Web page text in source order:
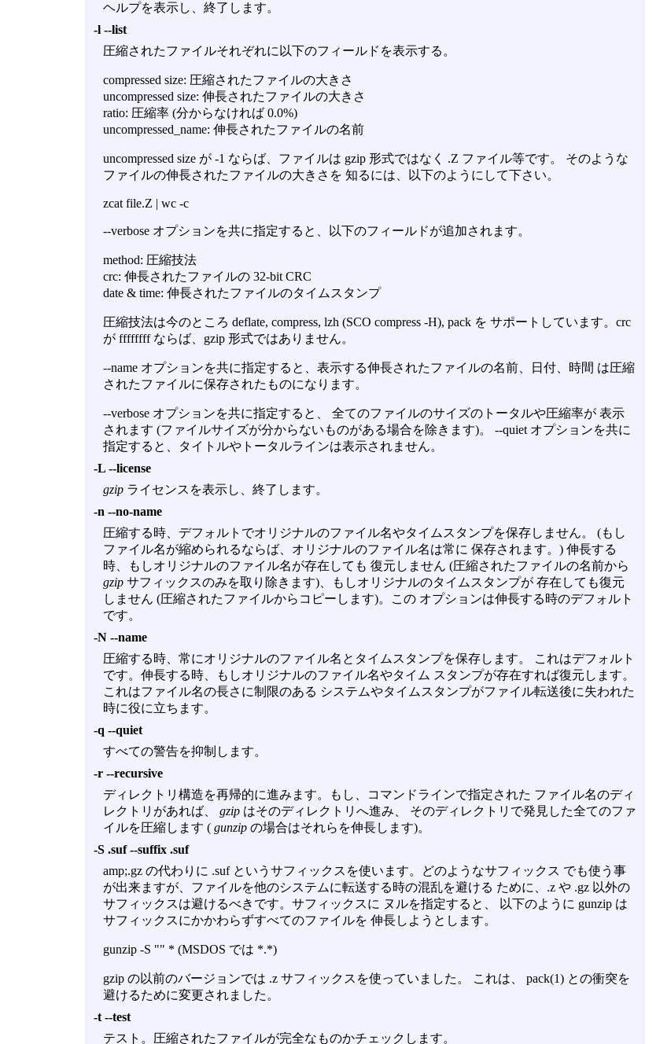
ヘルプを表示し、終了します。
-l --list
圧縮されたファイルそれぞれに以下のフィールドを表示する。
compressed size: 圧縮されたファイルの大きさ
uncompressed size: 伸長されたファイルの大きさ
ratio: 圧縮率 (分からなければ 0.0%)
uncompressed_name: 伸長されたファイルの名前
uncompressed size が -1 ならば、ファイルは gzip 形式ではなく .Z ファイル等です。 そのような
ファイルの伸長されたファイルの大きさを 知るには、以下のようにして下さい。
zcat file.Z | wc -c
--verbose オプションを共に指定すると、以下のフィールドが追加されます。
method: 圧縮技法
crc: 伸長されたファイルの 32-bit CRC
date & time: 伸長されたファイルのタイムスタンプ
圧縮技法は今のところ deflate, compress, lzh (SCO compress -H), pack を サポートしています。crc
が ffffffff ならば、gzip 形式ではありません。
--name オプションを共に指定すると、表示する伸長されたファイルの名前、日付、時間 は圧縮
されたファイルに保存されたものになります。
--verbose オプションを共に指定すると、 全てのファイルのサイズのトータルや圧縮率が 表示
されます (ファイルサイズが分からないものがある場合を除きます)。 --quiet オプションを共に
指定すると、タイトルやトータルラインは表示されません。
-L --license
gzip ライセンスを表示し、終了します。
-n --no-name
圧縮する時、デフォルトでオリジナルのファイル名やタイムスタンプを保存しません。 (もし
ファイル名が縮められるならば、オリジナルのファイル名は常に 保存されます。) 伸長する
時、もしオリジナルのファイル名が存在しても 復元しません (圧縮されたファイルの名前から
gzip サフィックスのみを取り除きます)、もしオリジナルのタイムスタンプが 存在しても復元
しません (圧縮されたファイルからコピーします)。この オプションは伸長する時のデフォルト
です。
-N --name
圧縮する時、常にオリジナルのファイル名とタイムスタンプを保存します。 これはデフォルト
です。伸長する時、もしオリジナルのファイル名やタイム スタンプが存在すれば復元します。
これはファイル名の長さに制限のある システムやタイムスタンプがファイル転送後に失われた
時に役に立ちます。
-q --quiet
すべての警告を抑制します。
-r --recursive
ディレクトリ構造を再帰的に進みます。もし、コマンドラインで指定された ファイル名のディ
レクトリがあれば、 gzip はそのディレクトリへ進み、 そのディレクトリで発見した全てのファ
イルを圧縮します ( gunzip の場合はそれらを伸長します)。
-S .suf --suffix .suf
amp;.gz の代わりに .suf というサフィックスを使います。どのようなサフィックス でも使う事
が出来ますが、ファイルを他のシステムに転送する時の混乱を避ける ために、.z や .gz 以外の
サフィックスは避けるべきです。サフィックスに ヌルを指定すると、 以下のように gunzip は
サフィックスにかかわらずすべてのファイルを 伸長しようとします。
gunzip -S "" * (MSDOS では *.*)
gzip の以前のバージョンでは .z サフィックスを使っていました。 これは、 pack(1) との衝突を
避けるために変更されました。
-t --test
テスト。圧縮されたファイルが完全なものかチェックします。